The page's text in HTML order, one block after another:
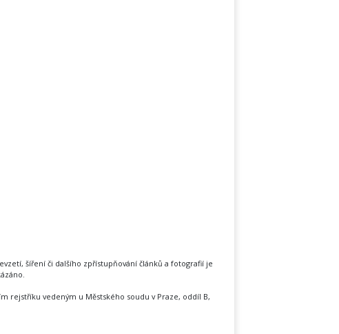
šíření či dalšího zpřístupňování článků a fotografií je
rejstříku vedeným u Městského soudu v Praze, oddíl B,